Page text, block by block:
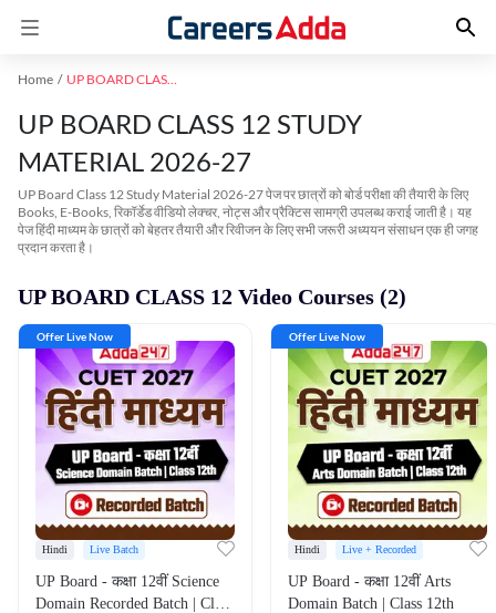
Home UP BOARD CLASS 12
UP BOARD CLASS 12 STUDY
MATERIAL 2026-27
UP Board Class 12 Study Material 2026-27 पेज पर छात्रों को बोर्ड परीक्षा की तैयारी के लिए
Books, E-Books, रिकॉर्डेड वीडियो लेक्चर, नोट्स और प्रैक्टिस सामग्री उपलब्ध कराई जाती है। यह
पेज हिंदी माध्यम के छात्रों को बेहतर तैयारी और रिवीजन के लिए सभी जरूरी अध्ययन संसाधन एक ही जगह
प्रदान करता है।
UP BOARD CLASS 12 Video Courses (2)
Offer Live Now
Hindi Live Batch
UP Board - कक्षा 12वीं Science
Domain Recorded Batch | Class
Offer Live Now
Hindi Live + Recorded
UP Board - कक्षा 12वीं Arts
Domain Batch | Class 12th